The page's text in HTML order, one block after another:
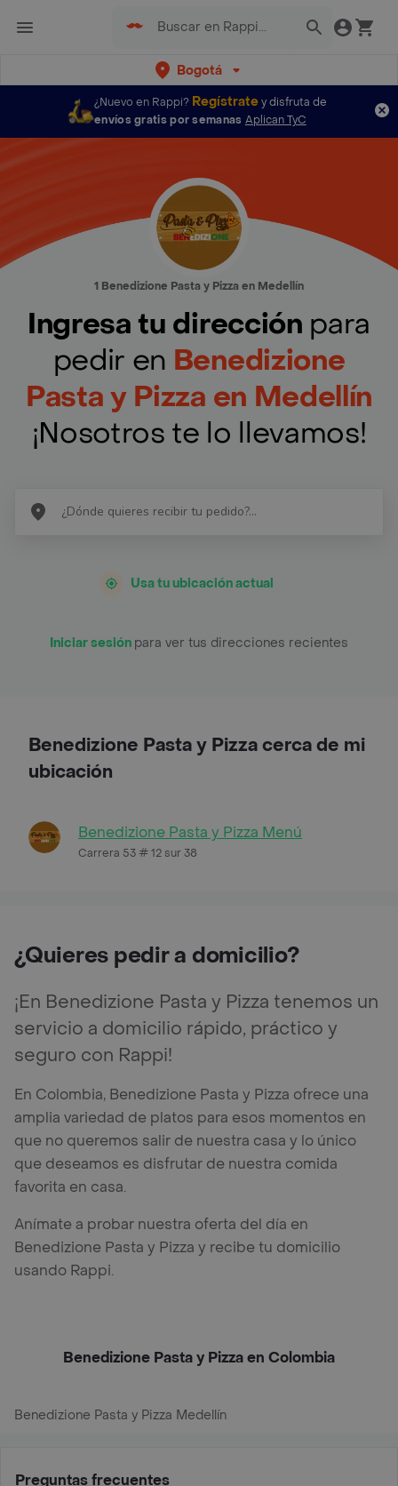
Bogotá
¿Nuevo en Rappi? Regístratey disfruta de
envíos gratis por semanas Aplican TyC
1 Benedizione Pasta y Pizza en Medellín
Ingresa tu dirección para
pedir en Benedizione
Pasta y Pizza en Medellín
¡Nosotros te lo llevamos!
Usa tu ubicación actual
Iniciar sesión para ver tus direcciones recientes
Benedizione Pasta y Pizza cerca de mi
ubicación
Benedizione Pasta y Pizza Menú
Carrera 53 # 12 sur 38
¿Quieres pedir a domicilio?
¡En Benedizione Pasta y Pizza tenemos un
servicio a domicilio rápido, práctico y
seguro con Rappi!
En Colombia, Benedizione Pasta y Pizza ofrece una
amplia variedad de platos para esos momentos en
que no queremos salir de nuestra casa y lo único
que deseamos es disfrutar de nuestra comida
favorita en casa.
Anímate a probar nuestra oferta del día en
Benedizione Pasta y Pizza y recibe tu domicilio
usando Rappi.
Benedizione Pasta y Pizza en Colombia
Benedizione Pasta y Pizza Medellín
Preguntas frecuentes